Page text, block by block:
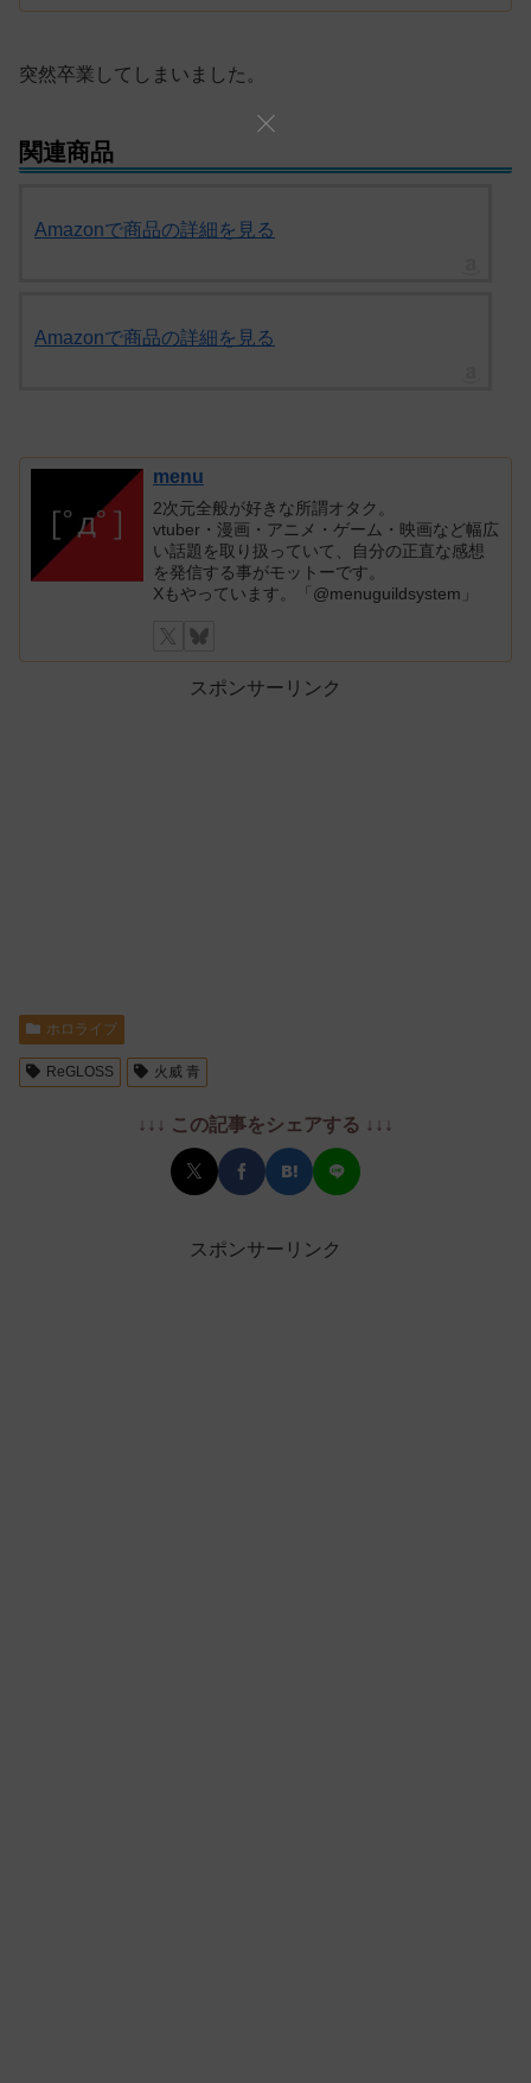
突然卒業してしまいました。
関連商品
Amazonで商品の詳細を見る
Amazonで商品の詳細を見る
menu
2次元全般が好きな所謂オタク。
vtuber・漫画・アニメ・ゲーム・映画など幅広
い話題を取り扱っていて、自分の正直な感想
を発信する事がモットーです。
Xもやっています。「@menuguildsystem」
スポンサーリンク
ホロライブ
ReGLOSS 火威 青
↓↓↓ この記事をシェアする ↓↓↓
スポンサーリンク